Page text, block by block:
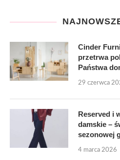
Cinder
przetrwa
Państwa
29 czerwca
Reserved i
damskie –
sezonowej
4 marca 2026